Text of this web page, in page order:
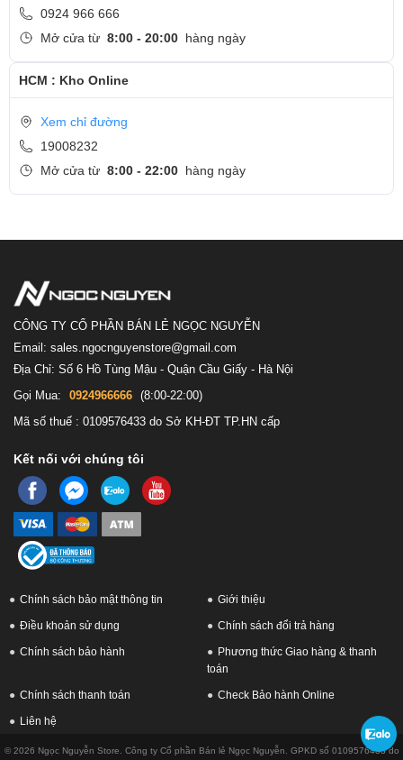
0924 966 666
Mở cửa từ 8:00 - 20:00 hàng ngày
HCM : Kho Online
Xem chỉ đường
19008232
Mở cửa từ 8:00 - 22:00 hàng ngày
CÔNG TY CỔ PHẦN BÁN LẺ NGỌC NGUYỄN
Email: sales.ngocnguyenstore@gmail.com
Địa Chỉ: Số 6 Hồ Tùng Mậu - Quận Cầu Giấy - Hà Nội
Gọi Mua:
0924966666 (8:00-22:00)
Mã số thuế : 0109576433 do Sở KH-ĐT TP.HN cấp
Kết nối với chúng tôi
Chính sách bảo mật thông tin Giới thiệu
Điều khoản sử dụng Chính sách đổi trả hàng
Chính sách bảo hành
Phương thức Giao hàng & thanh
toán
Chính sách thanh toán Check Bảo hành Online
Liên hệ
© 2026 Ngọc Nguyễn Store. Công ty Cổ phần Bán lẻ Ngọc Nguyễn. GPKD số 0109576433 do